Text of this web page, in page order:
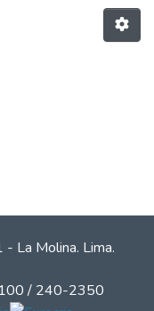
La Molina. Lima.
/ 240-2350